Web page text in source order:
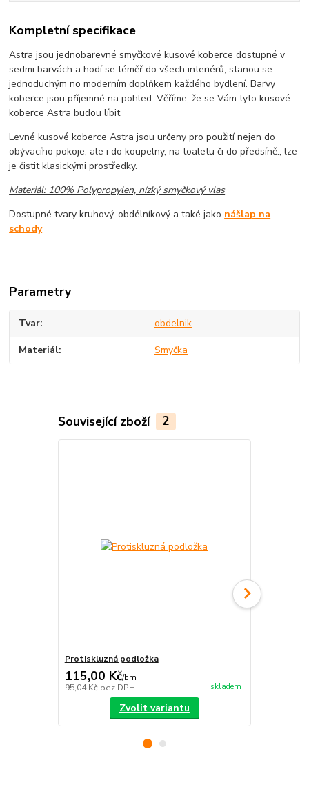
Kompletní specifikace
Astra jsou jednobarevné smyčkové kusové koberce dostupné v
sedmi barvách a hodí se téměř do všech interiérů, stanou se
jednoduchým no moderním doplňkem každého bydlení. Barvy
koberce jsou příjemné na pohled. Věříme, že se Vám tyto kusové
koberce Astra budou líbit
Levné kusové koberce Astra jsou určeny pro použití nejen do
obývacího pokoje, ale i do koupelny, na toaletu či do předsíně., lze
je čistit klasickými prostředky.
Materiál: 100% Polypropylen, nízký smyčkový vlas
Dostupné tvary kruhový, obdélníkový a také jako nášlap na
schody
Parametry
Tvar obdelnik
Materiál Smyčka
Související zboží 2
Protiskluzná podložka
115,00 Kč/bm
95,04 Kč bez DPH skladem
Zvolit variantu